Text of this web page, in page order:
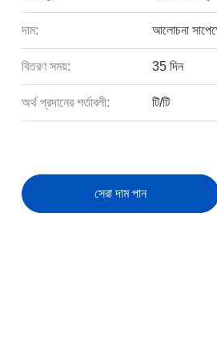
দাম: আলোচনা
বিতরণ সময়: 35 দিন
অর্থ প্রদানের শর্তাবলী: টি/টি
সেরা দাম পান